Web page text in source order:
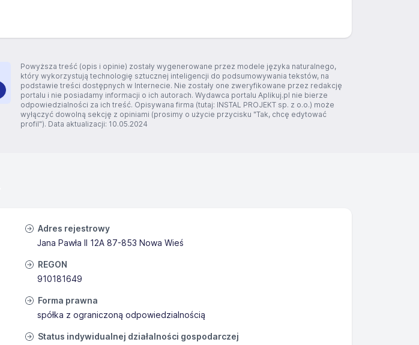
Powyższa treść (opis i opinie) zostały wygenerowane przez modele języka naturalnego,
który wykorzystują technologię sztucznej inteligencji do podsumowywania tekstów, na
podstawie treści dostępnych w Internecie. Nie zostały one zweryfikowane przez redakcję
portalu i nie posiadamy informacji o ich autorach. Wydawca portalu Aplikuj.pl nie bierze
odpowiedzialności za ich treść. Opisywana firma (tutaj: INSTAL PROJEKT sp. z o.o.) może
wyłączyć dowolną sekcję z opiniami (prosimy o użycie przycisku "Tak, chcę edytować
profil"). Data aktualizacji: 10.05.2024
Adres rejestrowy
Jana Pawła II 12A 87-853 Nowa Wieś
REGON
910181649
Forma prawna
spółka z ograniczoną odpowiedzialnością
Status indywidualnej działalności gospodarczej